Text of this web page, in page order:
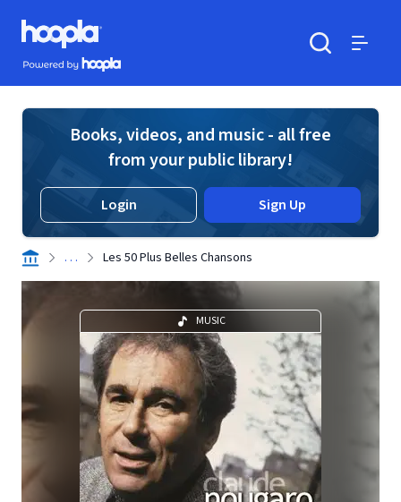
Skip to main content
Hoopla logo
Powered by Hoopla
Books, videos, and music - all free
from your public library!
Login Sign Up
. . . Les 50 Plus Belles Chansons
MUSIC